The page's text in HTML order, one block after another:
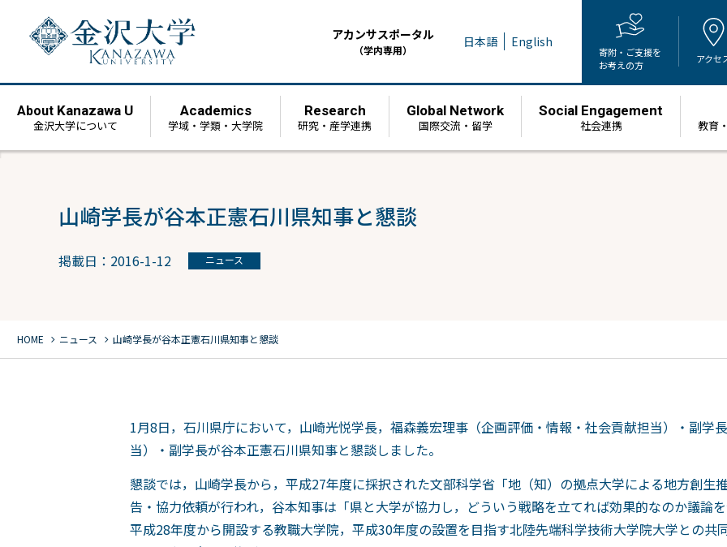
アカンサスポータル
（学内専用） 日本語 English
寄附・ご支援を
お考えの方
アクセ
About Kanazawa U
金沢大学について
Academics
学域・学類・大学院
Research
研究・産学連携
Global Network
国際交流・留学
Social Engagement
社会連携 教育
山崎学長が谷本正憲石川県知事と懇談
掲載日：2016-1-12 ニュース
HOME chevron_right ニュース chevron_right 山崎学長が谷本正憲石川県知事と懇談
1月8日，石川県庁において，山崎光悦学長，福森義宏理事（企画評価・情報・社会貢献担当）・副学
当）・副学長が谷本正憲石川県知事と懇談しました。
懇談では，山崎学長から，平成27年度に採択された文部科学省「地（知）の拠点大学による地方創生
告・協力依頼が行われ，谷本知事は「県と大学が協力し，どういう戦略を立てれば効果的なのか議論
平成28年度から開設する教職大学院，平成30年度の設置を目指す北陸先端科学技術大学院大学との共